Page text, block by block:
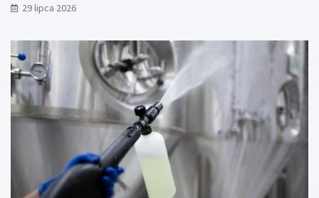
29 lipca 2026